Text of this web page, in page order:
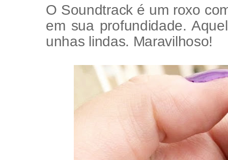
O Soundtrack é um roxo
em sua profundidade.
unhas lindas. Maravilhoso!